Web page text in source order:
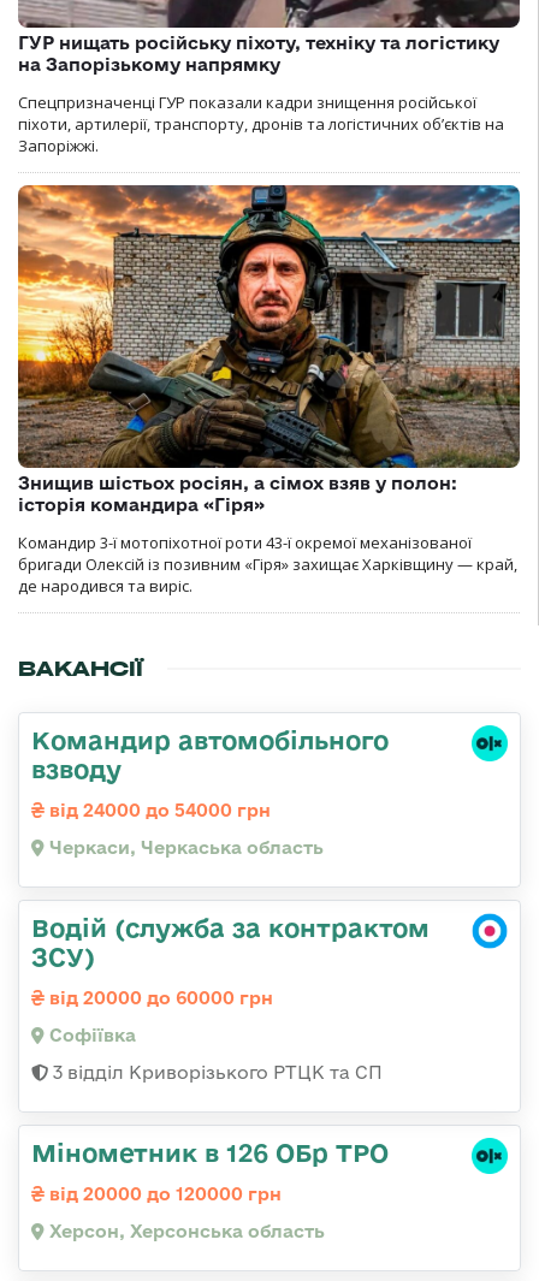
ГУР нищать російську піхоту, техніку та логістику
на Запорізькому напрямку
Спецпризначенці ГУР показали кадри знищення російської
піхоти, артилерії, транспорту, дронів та логістичних об’єктів на
Запоріжжі.
Знищив шістьох росіян, а сімох взяв у полон:
історія командира «Гіря»
Командир 3-ї мотопіхотної роти 43-ї окремої механізованої
бригади Олексій із позивним «Гіря» захищає Харківщину — край,
де народився та виріс.
ВАКАНСІЇ
Командир автомобільного
взводу
від 24000 до 54000 грн
Черкаси, Черкаська область
Водій (служба за контрактом
ЗСУ)
від 20000 до 60000 грн
Софіївка
3 відділ Криворізького РТЦК та СП
Мінометник в 126 ОБр ТРО
від 20000 до 120000 грн
Херсон, Херсонська область